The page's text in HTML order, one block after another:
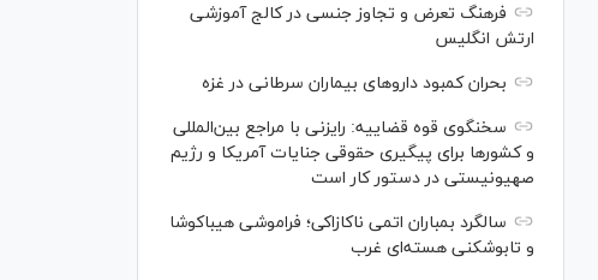
فرهنگ تعرض و تجاوز جنسی در کالج آموزشی
ارتش انگلیس
بحران کمبود دارو‌های بیماران سرطانی در غزه
سخنگوی قوه قضاییه: رایزنی‌ با مراجع بین‌المللی
و کشور‌ها برای پیگیری حقوقی جنایات آمریکا و رژیم
صهیونیستی در دستور کار است
سالگرد بمباران اتمی ناکازاکی؛ فراموشی هیباکوشا
و تابوشکنی هسته‌ای غرب